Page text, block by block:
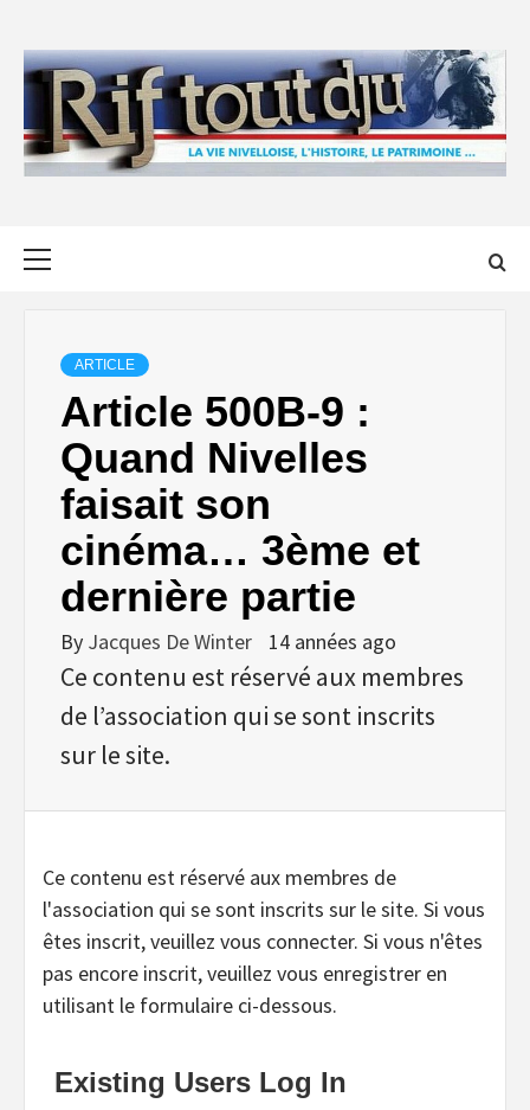
content
ARTICLE
Article 500B-9 :
Quand Nivelles
faisait son
cinéma… 3ème et
dernière partie
By Jacques De Winter 14 années ago
Ce contenu est réservé aux membres
de l’association qui se sont inscrits
sur le site.
Ce contenu est réservé aux membres de
l'association qui se sont inscrits sur le site. Si vous
êtes inscrit, veuillez vous connecter. Si vous n'êtes
pas encore inscrit, veuillez vous enregistrer en
utilisant le formulaire ci-dessous.
Existing Users Log In